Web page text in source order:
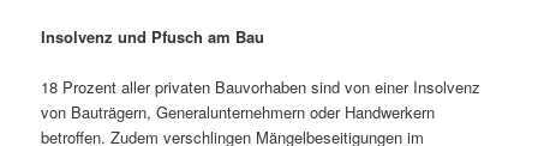
Insolvenz und Pfusch am Bau
18 Prozent aller privaten Bauvorhaben sind von einer Insolvenz
von Bauträgern, Generalunternehmern oder Handwerkern
betroffen. Zudem verschlingen Mängelbeseitigungen im